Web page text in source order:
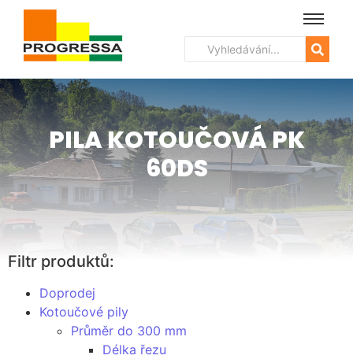
PILA KOTOUČOVÁ PK
60DS
Filtr produktů:
Doprodej
Kotoučové pily
Průměr do 300 mm
Délka řezu